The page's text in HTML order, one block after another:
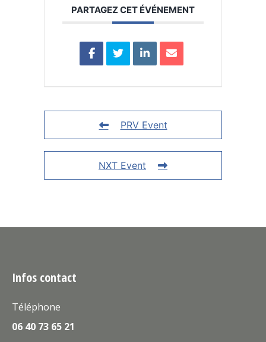
PARTAGEZ CET ÉVÉNEMENT
PRV Event
NXT Event
Infos contact
Téléphone
06 40 73 65 21